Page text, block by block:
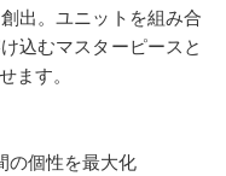
出。ユニットを組み合
込むマスターピースと
ます。
の個性を最大化